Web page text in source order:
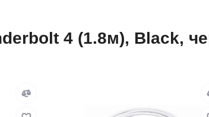
4 (1.8м), Black,